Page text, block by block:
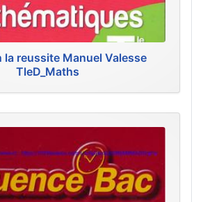
la reussite Manuel Valesse
TleD_Maths